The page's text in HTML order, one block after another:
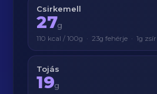
Csirkemell
27g
110 kcal / 100g · 23g fehérje · 1g zsír
Tojás
19g